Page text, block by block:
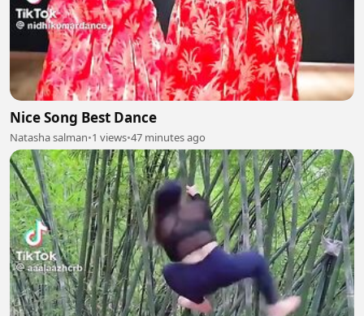
Nice Song Best Dance
Natasha salman•1 views•47 minutes ago